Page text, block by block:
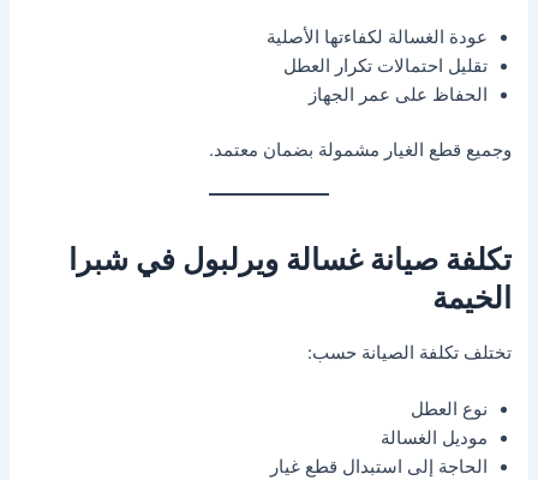
عودة الغسالة لكفاءتها الأصلية
تقليل احتمالات تكرار العطل
الحفاظ على عمر الجهاز
وجميع قطع الغيار مشمولة بضمان معتمد.
تكلفة صيانة غسالة ويرلبول في شبرا
الخيمة
تختلف تكلفة الصيانة حسب:
نوع العطل
موديل الغسالة
الحاجة إلى استبدال قطع غيار